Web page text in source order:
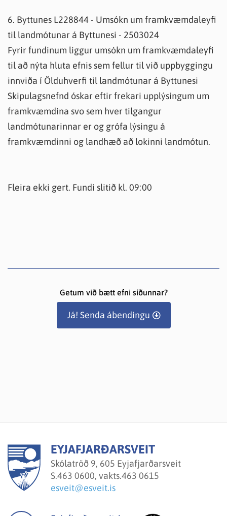
6. Byttunes L228844 - Umsókn um framkvæmdaleyfi
til landmótunar á Byttunesi - 2503024
Fyrir fundinum liggur umsókn um framkvæmdaleyfi
til að nýta hluta efnis sem fellur til við uppbyggingu
innviða í Ölduhverfi til landmótunar á Byttunesi
Skipulagsnefnd óskar eftir frekari upplýsingum um
framkvæmdina svo sem hver tilgangur
landmótunarinnar er og grófa lýsingu á
framkvæmdinni og landhæð að lokinni landmótun.
Fleira ekki gert. Fundi slitið kl. 09:00
Getum við bætt efni síðunnar?
Já! Senda ábendingu
EYJAFJARÐARSVEIT
Skólatröð 9, 605 Eyjafjarðarsveit
S.463 0600, vakts.463 0615
esveit@esveit.is